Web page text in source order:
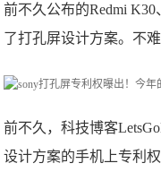
前不久公布的Redmi
了打孔屏设计方案。不
前不久，科技博客
设计方案的手机上专利